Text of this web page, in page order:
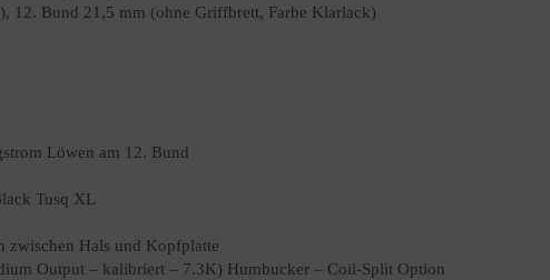
12. Bund 21,5 mm (ohne Griffbrett, Farbe Klarlack)
Löwen am 12. Bund
Tusq XL
zwischen Hals und Kopfplatte
Output – kalibriert – 7.3K) Humbucker – Coil-Split Option